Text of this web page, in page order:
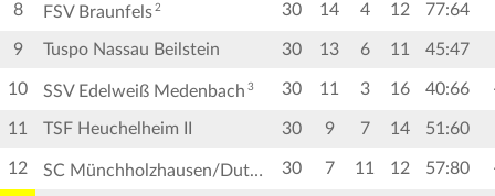
8 FSV Braunfels 2 30 14 4 12 77:64
9 Tuspo Nassau Beilstein 30 13 6 11 45:47
10 SSV Edelweiß Medenbach 3 30 11 3 16 40:66
11 TSF Heuchelheim II 30 9 7 14 51:60
12 SC Münchholzhausen/Dutenhof. 30 7 11 12 57:80